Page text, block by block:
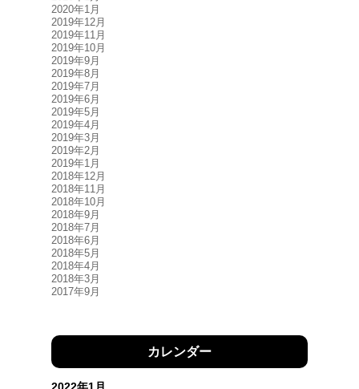
2020年1月
2019年12月
2019年11月
2019年10月
2019年9月
2019年8月
2019年7月
2019年6月
2019年5月
2019年4月
2019年3月
2019年2月
2019年1月
2018年12月
2018年11月
2018年10月
2018年9月
2018年7月
2018年6月
2018年5月
2018年4月
2018年3月
2017年9月
カレンダー